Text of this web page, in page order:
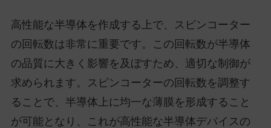
高性能な半導体を作成する上で、スピンコーター
の回転数は非常に重要です。この回転数が半導体
の品質に大きく影響を及ぼすため、適切な制御が
求められます。スピンコーターの回転数を調整す
ることで、半導体上に均一な薄膜を形成すること
が可能となり、これが高性能な半導体デバイスの